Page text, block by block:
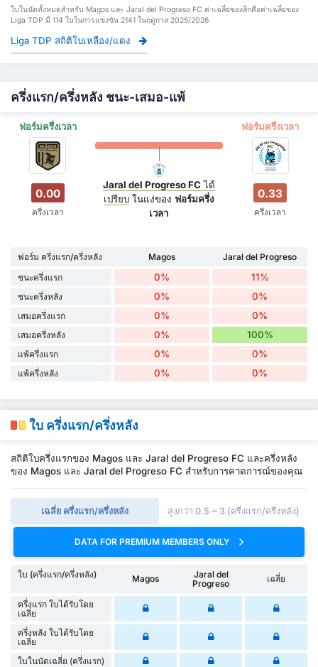
ใบในนัดทั้งหมดสำหรับ Magos และ Jaral del Progreso FC ค่าเฉลี่ยของลีกคือค่าเฉลี่ยของ
Liga TDP มี 114 ใบในการแข่งขัน 2141 ในฤดูกาล 2025/2026
Liga TDP สถิติใบเหลือง/แดง
ครึ่งแรก/ครึ่งหลัง ชนะ-เสมอ-แพ้
ฟอร์มครึ่งเวลา ฟอร์มครึ่งเวลา
0.00
ครึ่งเวลา
Jaral del Progreso FC ได้
เปรียบในแง่ของ ฟอร์มครึ่ง
เวลา
0.33
ครึ่งเวลา
ฟอร์ม ครึ่งแรก/ครึ่งหลัง Magos
Jaral del Progreso
ชนะครึ่งแรก
0% 11%
ชนะครึ่งหลัง 0% 0%
เสมอครึ่งแรก 0% 0%
เสมอครึ่งหลัง 0% 100%
แพ้ครึ่งแรก 0% 0%
แพ้ครึ่งหลัง 0% 0%
ใบ ครึ่งแรก/ครึ่งหลัง
สถิติใบครึ่งแรกของ Magos และ Jaral del Progreso FC และครึ่งหลัง
ของ Magos และ Jaral del Progreso FC สำหรับการคาดการณ์ของคุณ
เฉลี่ย ครึ่งแรก/ครึ่งหลัง สูงกว่า 0.5 ~ 3 (ครึ่งแรก/ครึ่งหลัง)
DATA FOR PREMIUM MEMBERS ONLY
ใบ (ครึ่งแรก/ครึ่งหลัง) Magos
Jaral del
Progreso
เฉลี่ย
ครึ่งแรก ใบได้รับโดย
เฉลี่ย
ครึ่งหลัง ใบได้รับโดย
เฉลี่ย
ใบในนัดเฉลี่ย (ครึ่งแรก)